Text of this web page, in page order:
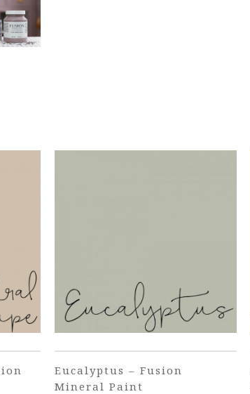
Eucalyptus – Fusion
Mineral Paint